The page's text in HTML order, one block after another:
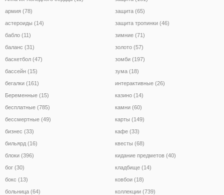
армия (78)
астероиды (14)
бабло (11)
баланс (31)
баскетбол (47)
бассейн (15)
бегалки (161)
Беременные (15)
бесплатные (785)
бессмертные (49)
бизнес (33)
бильярд (16)
блоки (396)
бог (30)
бокс (13)
больница (64)
защита (65)
защита тропинки (46)
зимние (71)
золото (57)
зомби (197)
зума (18)
интерактивные (26)
казино (14)
камни (60)
карты (149)
кафе (33)
квесты (68)
кидание предметов (40)
кладбище (14)
ковбои (18)
коллекции (739)